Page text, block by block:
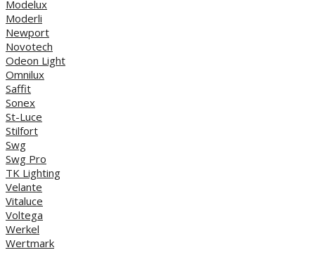
Modelux
Moderli
Newport
Novotech
Odeon Light
Omnilux
Saffit
Sonex
St-Luce
Stilfort
Swg
Swg Pro
TK Lighting
Velante
Vitaluce
Voltega
Werkel
Wertmark